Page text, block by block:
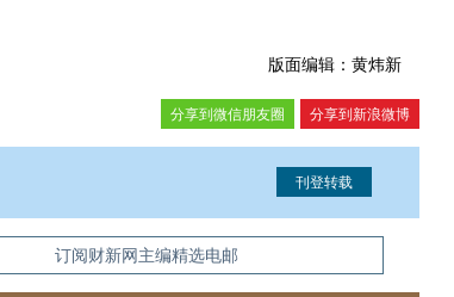
版面编辑：黄炜新
分享到新浪微博
分享到微信朋友圈
认即可刊登转载。
订阅财新网主编精选电邮